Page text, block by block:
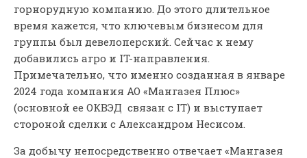
горнорудную компанию. До этого длительное
время кажется, что ключевым бизнесом для
группы был девелоперский. Сейчас к нему
добавились агро и IT-направления.
Примечательно, что именно созданная в январе
2024 года компания АО «Мангазея Плюс»
(основной ее ОКВЭД связан с IT) и выступает
стороной сделки с Александром Несисом.
За добычу непосредственно отвечает «Мангазея